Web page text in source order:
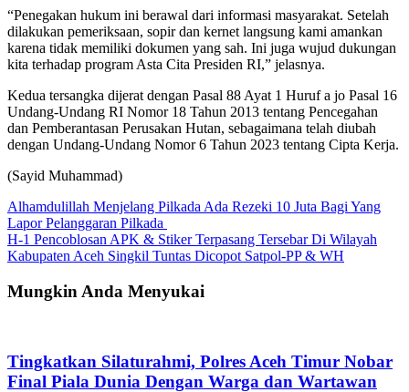
“Penegakan hukum ini berawal dari informasi masyarakat. Setelah
dilakukan pemeriksaan, sopir dan kernet langsung kami amankan
karena tidak memiliki dokumen yang sah. Ini juga wujud dukungan
kita terhadap program Asta Cita Presiden RI,” jelasnya.
Kedua tersangka dijerat dengan Pasal 88 Ayat 1 Huruf a jo Pasal 16
Undang-Undang RI Nomor 18 Tahun 2013 tentang Pencegahan
dan Pemberantasan Perusakan Hutan, sebagaimana telah diubah
dengan Undang-Undang Nomor 6 Tahun 2023 tentang Cipta Kerja.
(Sayid Muhammad)
Navigasi
pos
Alhamdulillah Menjelang Pilkada Ada Rezeki 10 Juta Bagi Yang
Lapor Pelanggaran Pilkada
H-1 Pencoblosan APK & Stiker Terpasang Tersebar Di Wilayah
Kabupaten Aceh Singkil Tuntas Dicopot Satpol-PP & WH
Mungkin Anda Menyukai
Tingkatkan Silaturahmi, Polres Aceh Timur Nobar
Final Piala Dunia Dengan Warga dan Wartawan